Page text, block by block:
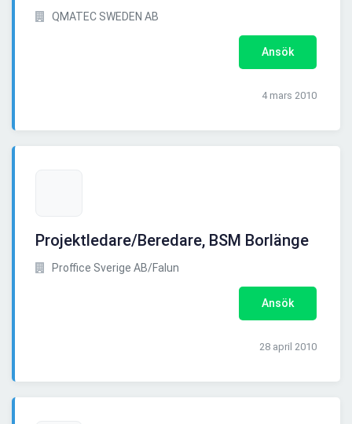
QMATEC SWEDEN AB
Ansök
4 mars 2010
Projektledare/Beredare, BSM Borlänge
Proffice Sverige AB/Falun
Ansök
28 april 2010